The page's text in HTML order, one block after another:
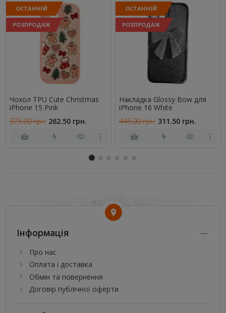
ОСТАННІЙ
РОЗПРОДАЖ
Чохол TPU Cute Christmas
iPhone 15 Pink
375.00 грн. 262.50 грн.
ОСТАННІЙ
РОЗПРОДАЖ
Накладка Glossy Bow для
iPhone 16 White
445.00 грн. 311.50 грн.
Інформація
Про нас
Оплата і доставка
Обмін та повернення
Договір публічної оферти